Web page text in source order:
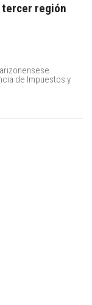
tercer región
de Impuestos y